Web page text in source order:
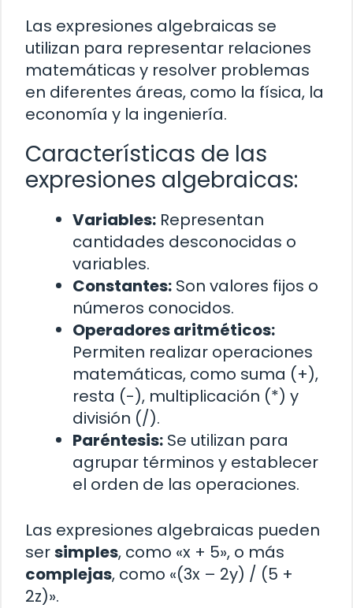
Las expresiones algebraicas se
utilizan para representar relaciones
matemáticas y resolver problemas
en diferentes áreas, como la física, la
economía y la ingeniería.
Características de las
expresiones algebraicas:
Variables: Representan
cantidades desconocidas o
variables.
Constantes: Son valores fijos o
números conocidos.
Operadores aritméticos:
Permiten realizar operaciones
matemáticas, como suma (+),
resta (-), multiplicación (*) y
división (/).
Paréntesis: Se utilizan para
agrupar términos y establecer
el orden de las operaciones.
Las expresiones algebraicas pueden
sersimples, como «x + 5», o más
complejas, como «(3x – 2y) / (5 +
2z)».